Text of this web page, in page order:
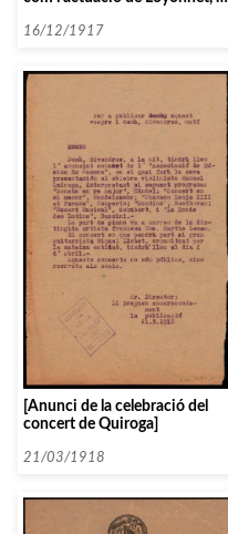
participació de Fanny Malnory
Madamme Montjovet i Vallin-
Pardo]
16/12/1917
[Anunci de la celebració del
concert de Quiroga]
21/03/1918